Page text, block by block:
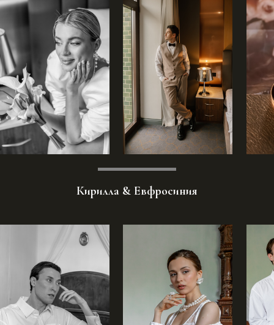
Кирилла & Евфросиния